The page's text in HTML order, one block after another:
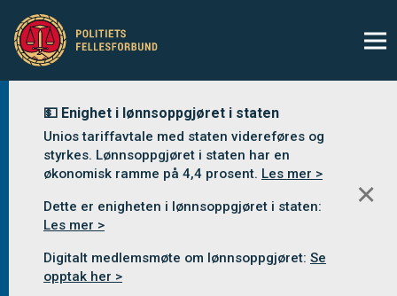
💵 Enighet i lønnsoppgjøret i staten
Unios tariffavtale med staten videreføres og
styrkes. Lønnsoppgjøret i staten har en
økonomisk ramme på 4,4 prosent. Les mer >
Dette er enigheten i lønnsoppgjøret i staten:
Les mer >
Digitalt medlemsmøte om lønnsoppgjøret: Se
opptak her >
✕